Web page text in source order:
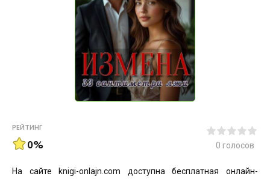
РЕЙТИНГ
0% 0 голосов
На сайте knigi-onlajn.com доступна бесплатная онлайн-